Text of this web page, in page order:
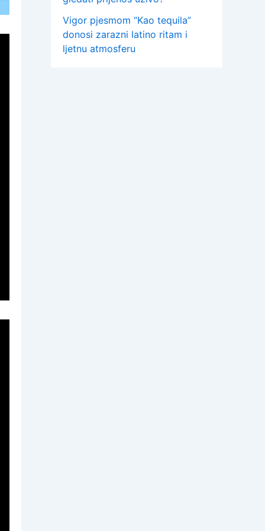
Vigor pjesmom “Kao tequila”
donosi zarazni latino ritam i
ljetnu atmosferu